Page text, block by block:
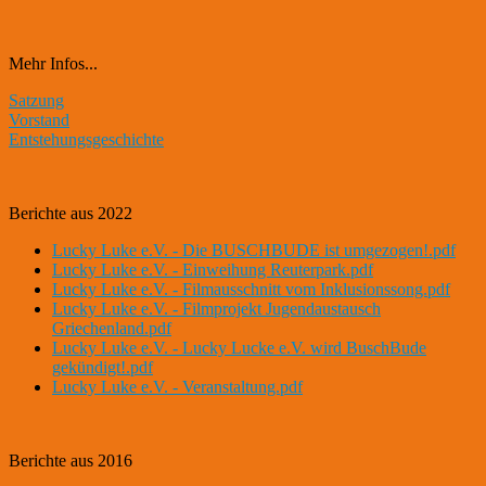
Mehr Infos...
Satzung
Vorstand
Entstehungsgeschichte
Berichte aus 2022
Lucky Luke e.V. - Die BUSCHBUDE ist umgezogen!.pdf
Lucky Luke e.V. - Einweihung Reuterpark.pdf
Lucky Luke e.V. - Filmausschnitt vom Inklusionssong.pdf
Lucky Luke e.V. - Filmprojekt Jugendaustausch
Griechenland.pdf
Lucky Luke e.V. - Lucky Lucke e.V. wird BuschBude
gekündigt!.pdf
Lucky Luke e.V. - Veranstaltung.pdf
Berichte aus 2016